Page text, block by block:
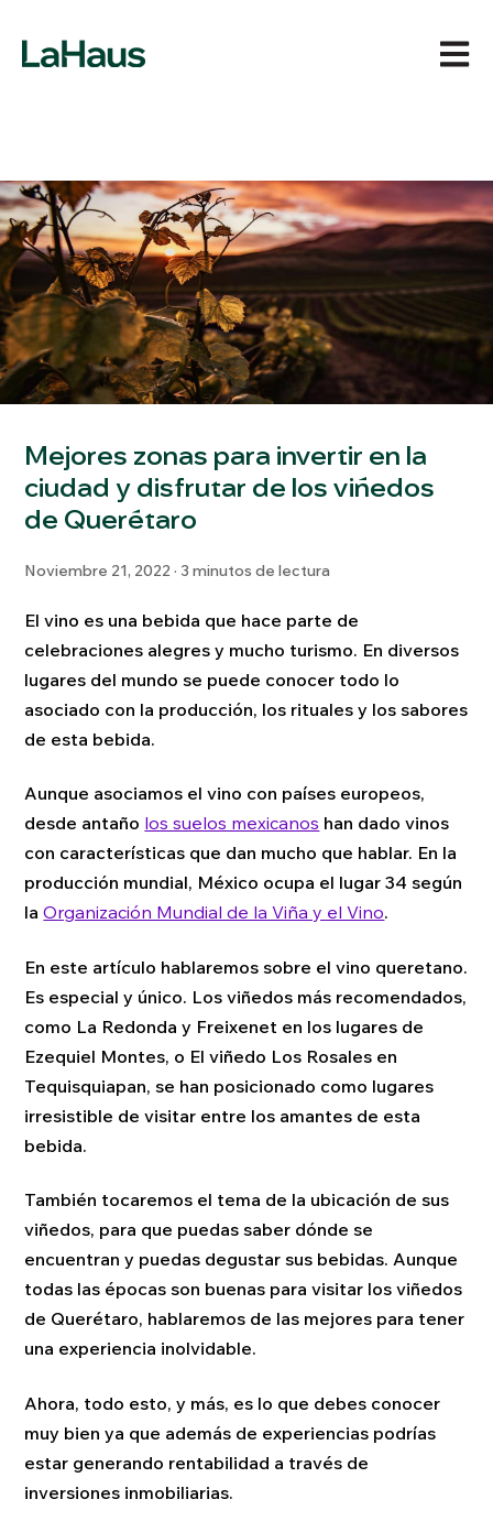
Abrir
Mejores zonas para invertir en la
ciudad y disfrutar de los viñedos
de Querétaro
Noviembre 21, 2022 · 3 minutos de lectura
El vino es una bebida que hace parte de
celebraciones alegres y mucho turismo. En diversos
lugares del mundo se puede conocer todo lo
asociado con la producción, los rituales y los sabores
de esta bebida.
Aunque asociamos el vino con países europeos,
desde antaño los suelos mexicanos han dado vinos
con características que dan mucho que hablar. En la
producción mundial, México ocupa el lugar 34 según
la Organización Mundial de la Viña y el Vino.
En este artículo hablaremos sobre el vino queretano.
Es especial y único. Los viñedos más recomendados,
como La Redonda y Freixenet en los lugares de
Ezequiel Montes, o El viñedo Los Rosales en
Tequisquiapan, se han posicionado como lugares
irresistible de visitar entre los amantes de esta
bebida.
También tocaremos el tema de la ubicación de sus
viñedos, para que puedas saber dónde se
encuentran y puedas degustar sus bebidas. Aunque
todas las épocas son buenas para visitar los viñedos
de Querétaro, hablaremos de las mejores para tener
una experiencia inolvidable.
Ahora, todo esto, y más, es lo que debes conocer
muy bien ya que además de experiencias podrías
estar generando rentabilidad a través de
inversiones inmobiliarias.